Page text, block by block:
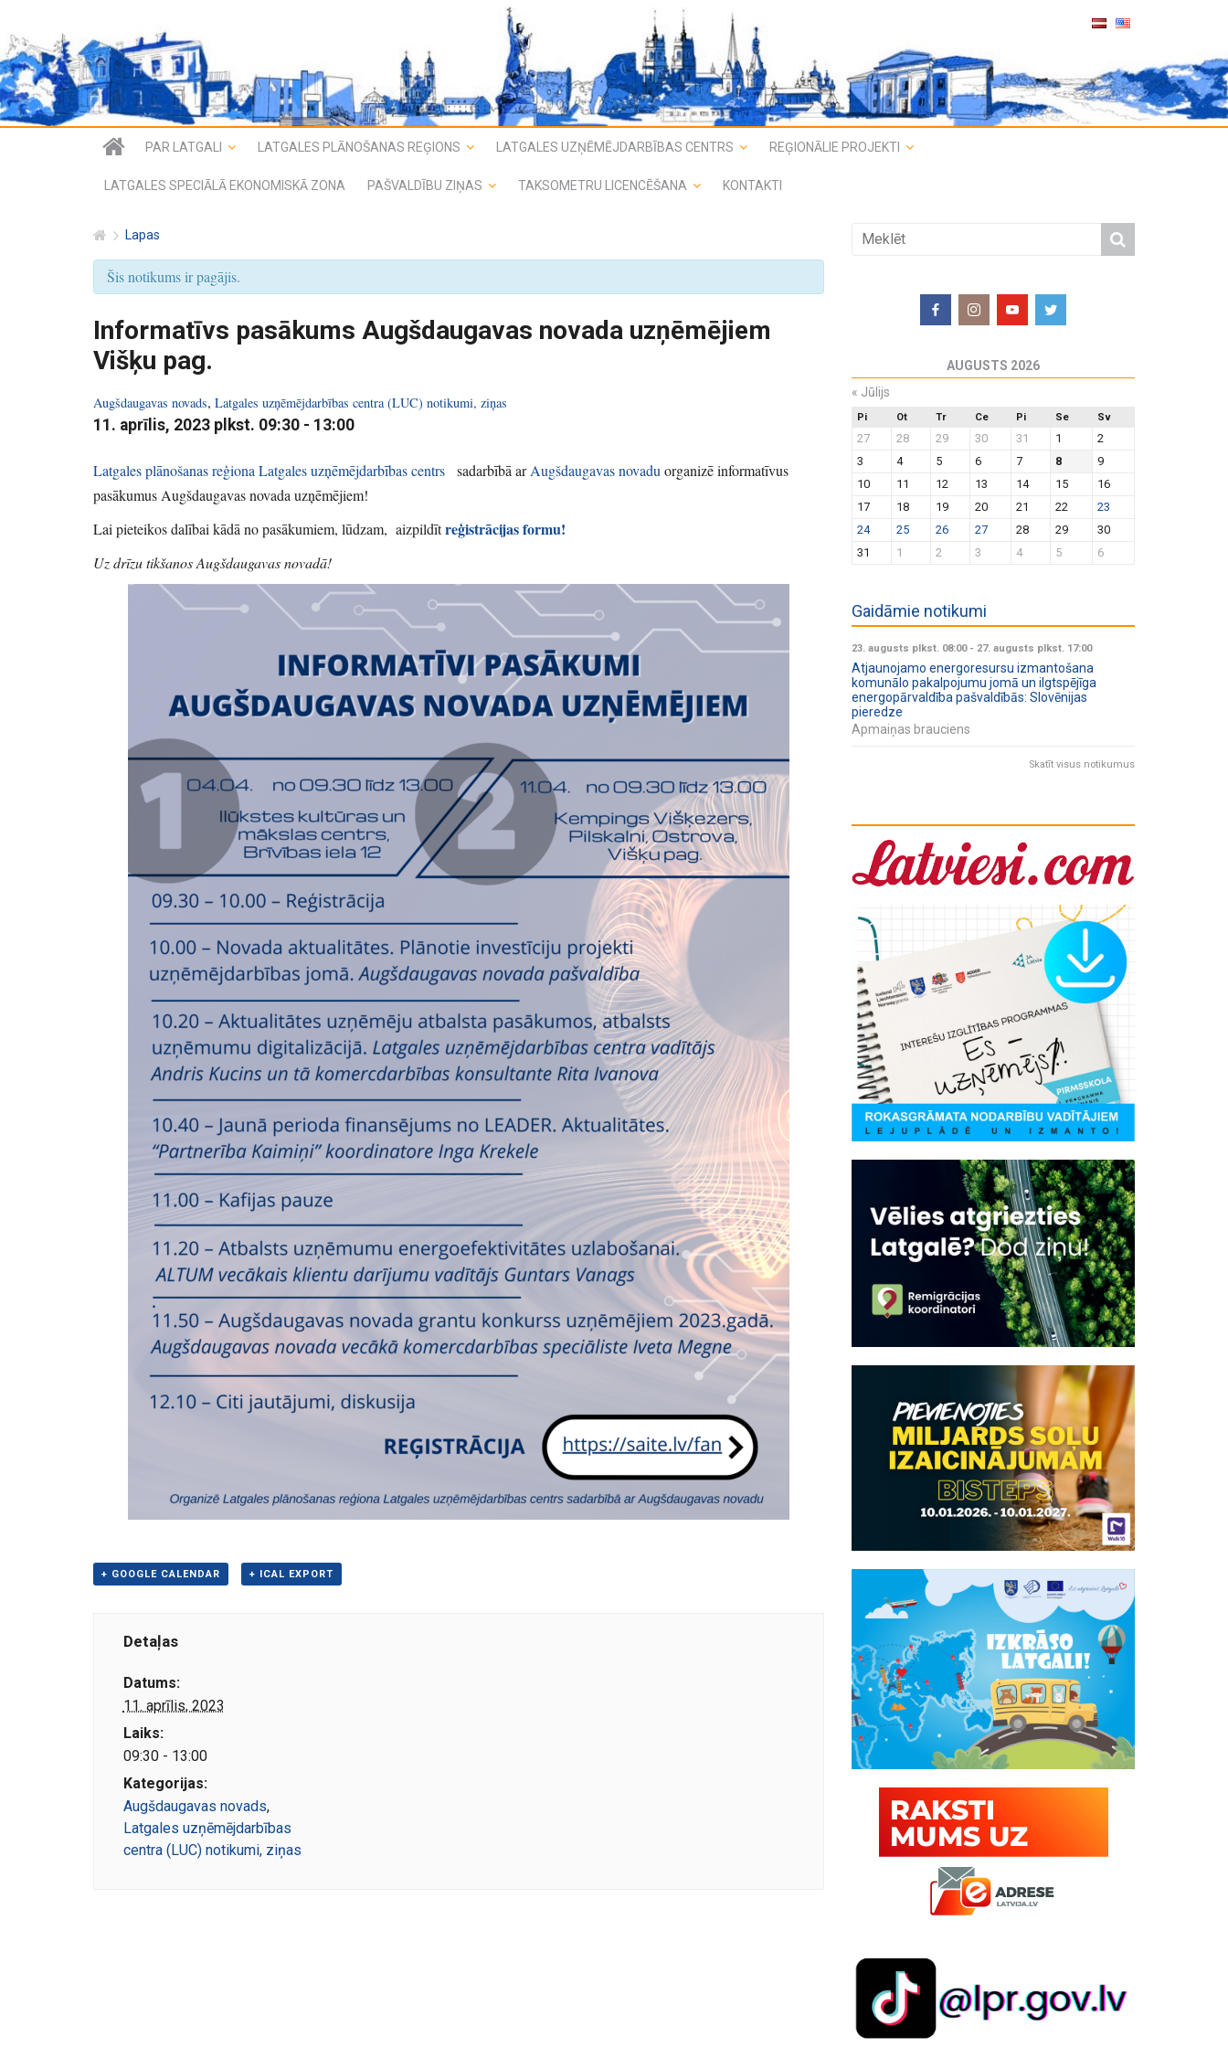
PAR LATGALI LATGALES PLĀNOŠANAS REĢIONS LATGALES UZŅĒMĒJDARBĪBAS CENTRS REĢIONĀLIE PROJEKTI
LATGALES SPECIĀLĀ EKONOMISKĀ ZONA PAŠVALDĪBU ZIŅAS TAKSOMETRU LICENCĒŠANA KONTAKTI
Lapas
Šis notikums ir pagājis.
Informatīvs pasākums Augšdaugavas novada uzņēmējiem
Višķu pag.
Augšdaugavas novads, Latgales uzņēmējdarbības centra (LUC) notikumi, ziņas
11. aprīlis, 2023 plkst. 09:30 - 13:00
Latgales plānošanas reģiona Latgales uzņēmējdarbības centrs sadarbībā arAugšdaugavas novadu organizē informatīvus
pasākumus Augšdaugavas novada uzņēmējiem!
Lai pieteikos dalībai kādā no pasākumiem, lūdzam, aizpildītreģistrācijas formu!
Uz drīzu tikšanos Augšdaugavas novadā!
+ GOOGLE CALENDAR + ICAL EXPORT
Detaļas
Datums:
11. aprīlis, 2023
Laiks:
09:30 - 13:00
Kategorijas:
Augšdaugavas novads,
Latgales uzņēmējdarbības
centra (LUC) notikumi, ziņas
AUGUSTS 2026
« Jūlijs
Pi Ot Tr Ce Pi Se Sv
27 28 29 30 31 1
2
3
4 5 6 7 8
9
10
11 12 13 14 15
16
17
18 19 20 21 22
23
24
25 26 27 28 29
30
31
1 2 3 4 5 6
Gaidāmie notikumi
23. augusts plkst. 08:00- 27. augusts plkst. 17:00
Atjaunojamo energoresursu izmantošana
komunālo pakalpojumu jomā un ilgtspējīga
energopārvaldība pašvaldībās: Slovēnijas
pieredze
Apmaiņas brauciens
Skatīt visus notikumus